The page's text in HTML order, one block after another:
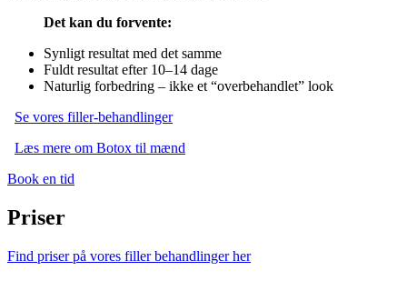
Det kan du forvente:
Synligt resultat med det samme
Fuldt resultat efter 10–14 dage
Naturlig forbedring – ikke et “overbehandlet” look
Se vores filler-behandlinger
Læs mere om Botox til mænd
Book en tid
Priser
Find priser på vores filler behandlinger her